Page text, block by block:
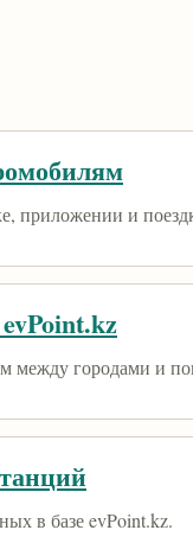
приложении и
между городами и
в базе evPoint.kz.